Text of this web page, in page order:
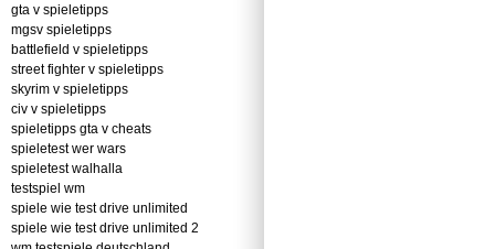
gta v spieletipps
mgsv spieletipps
battlefield v spieletipps
street fighter v spieletipps
skyrim v spieletipps
civ v spieletipps
spieletipps gta v cheats
spieletest wer wars
spieletest walhalla
testspiel wm
spiele wie test drive unlimited
spiele wie test drive unlimited 2